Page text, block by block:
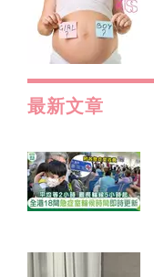
最新文章